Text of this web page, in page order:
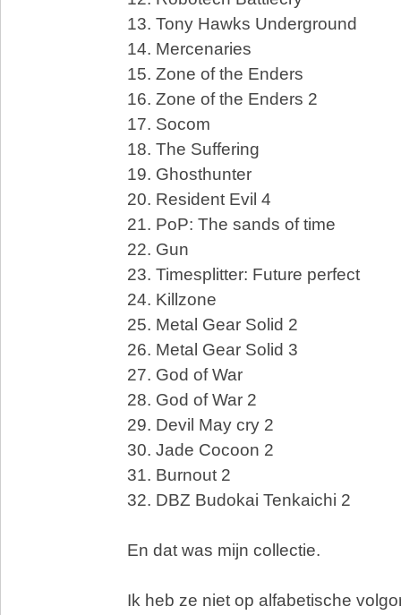
13. Tony Hawks Underground
14. Mercenaries
15. Zone of the Enders
16. Zone of the Enders 2
17. Socom
18. The Suffering
19. Ghosthunter
20. Resident Evil 4
21. PoP: The sands of time
22. Gun
23. Timesplitter: Future perfect
24. Killzone
25. Metal Gear Solid 2
26. Metal Gear Solid 3
27. God of War
28. God of War 2
29. Devil May cry 2
30. Jade Cocoon 2
31. Burnout 2
32. DBZ Budokai Tenkaichi 2
En dat was mijn collectie.
Ik heb ze niet op alfabetische